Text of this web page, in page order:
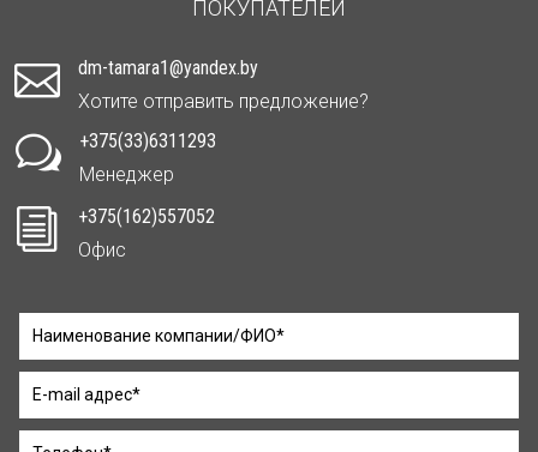
ПОКУПАТЕЛЕЙ

dm-tamara1@yandex.by
Хотите отправить предложение?
w
+375(33)6311293
Менеджер
i
+375(162)557052
Офис